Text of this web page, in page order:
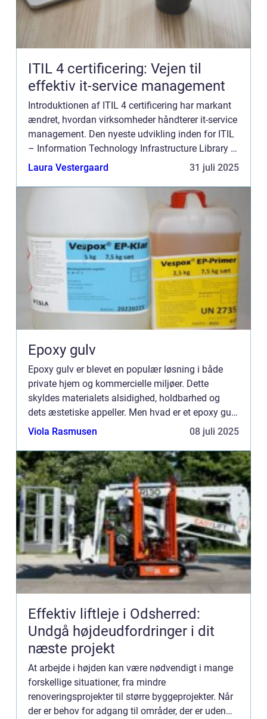
ITIL 4 certificering: Vejen til
effektiv it-service management
Introduktionen af ITIL 4 certificering har markant
ændret, hvordan virksomheder håndterer it-service
management. Den nyeste udvikling inden for ITIL
– Information Technology Infrastructure Library –
tilbyder omfattende vejledn...
Laura Vestergaard 31 juli 2025
Epoxy gulv
Epoxy gulv er blevet en populær løsning i både
private hjem og kommercielle miljøer. Dette
skyldes materialets alsidighed, holdbarhed og
dets æstetiske appeller. Men hvad er et epoxy gulv
egentlig, og hvorfor væl...
Viola Rasmusen 08 juli 2025
Effektiv liftleje i Odsherred:
Undgå højdeudfordringer i dit
næste projekt
At arbejde i højden kan være nødvendigt i mange
forskellige situationer, fra mindre
renoveringsprojekter til større byggeprojekter. Når
der er behov for adgang til områder, der er uden